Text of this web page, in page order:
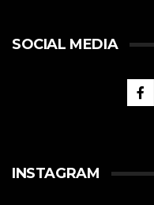
SOCIAL MEDIA
INSTAGRAM